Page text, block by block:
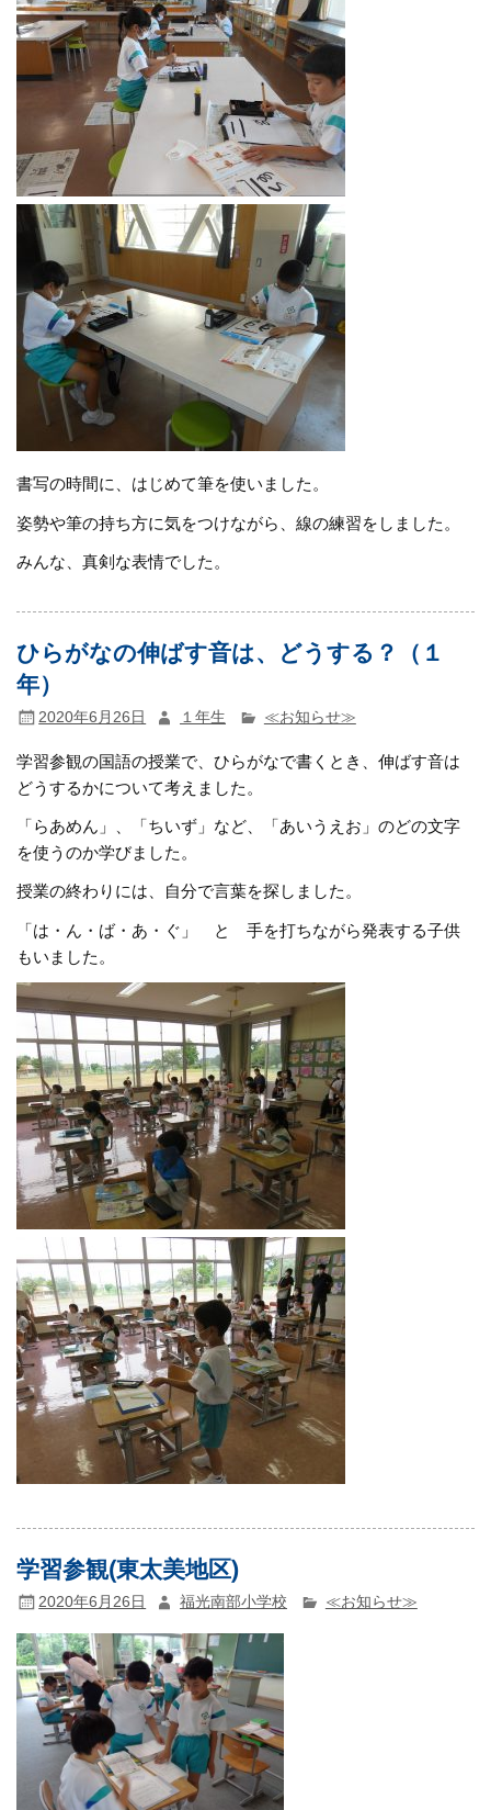
書写の時間に、はじめて筆を使いました。
姿勢や筆の持ち方に気をつけながら、線の練習をしました。
みんな、真剣な表情でした。
ひらがなの伸ばす音は、どうする？（１
年）
2020年6月26日 １年生 ≪お知らせ≫
学習参観の国語の授業で、ひらがなで書くとき、伸ばす音は
どうするかについて考えました。
「らあめん」、「ちいず」など、「あいうえお」のどの文字
を使うのか学びました。
授業の終わりには、自分で言葉を探しました。
「は・ん・ば・あ・ぐ」 と 手を打ちながら発表する子供
もいました。
学習参観(東太美地区)
2020年6月26日 福光南部小学校 ≪お知らせ≫